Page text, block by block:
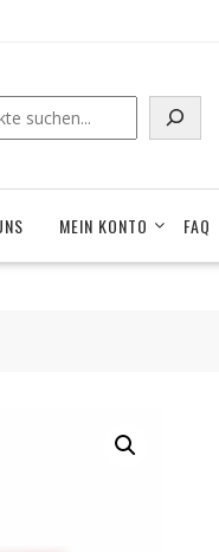
MEIN KONTO FAQ